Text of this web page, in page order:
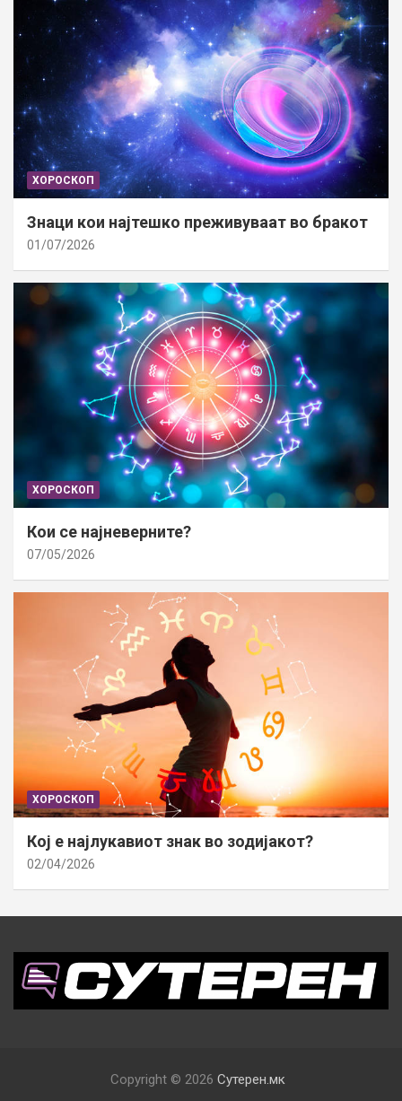
ХОРОСКОП
Знаци кои најтешко преживуваат во бракот
01/07/2026
ХОРОСКОП
Кои се најневерните?
07/05/2026
ХОРОСКОП
Кој е најлукавиот знак во зодијакот?
02/04/2026
Copyright © 2026 Сутерен.мк